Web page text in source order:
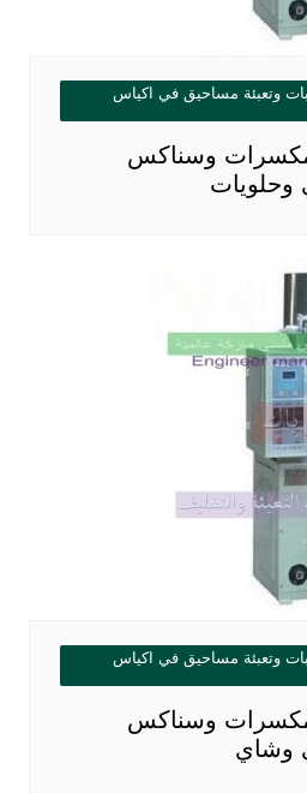
وتعبئة مساحيق في اكياس
مكسرات وسناكس
وتعبئة مساحيق في اكياس
مكسرات وسناكس
وشاي